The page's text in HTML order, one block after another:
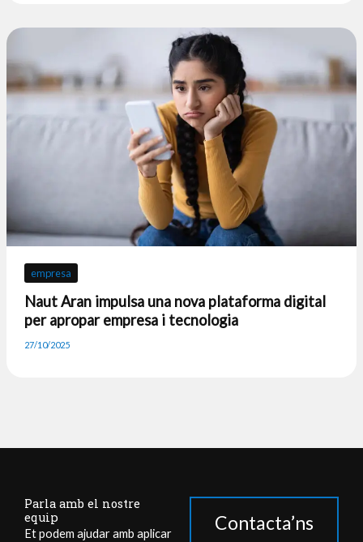
empresa
Naut Aran impulsa una nova plataforma digital
per apropar empresa i tecnologia
27/10/2025
Parla amb el nostre
equip
Et podem ajudar amb aplicar
Contacta’ns